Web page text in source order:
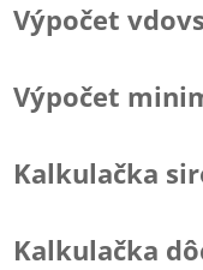
Výpočet
Výpočet
Kalkulačka
Kalkulačka